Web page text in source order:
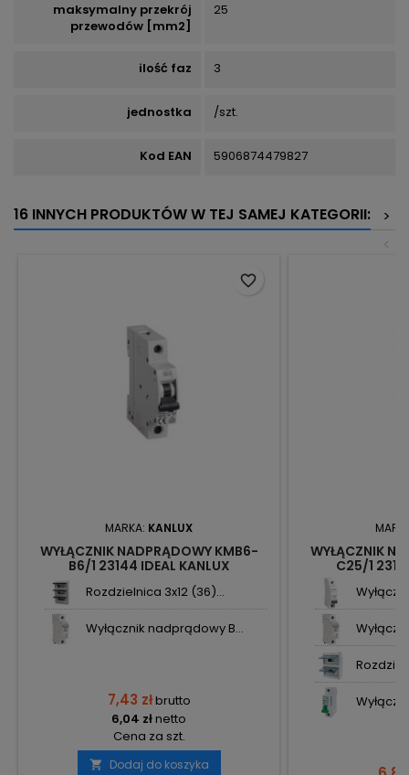
maksymalny przekrój
przewodów [mm2]
25
ilość faz 3
jednostka /szt.
Kod EAN 5906874479827
16 INNYCH PRODUKTÓW W TEJ SAMEJ KATEGORII:
>
<
MARKA: KANLUX
WYŁĄCZNIK NADPRĄDOWY KMB6-
B6/1 23144 IDEAL KANLUX
Rozdzielnica 3x12 (36)...
Wyłącznik nadprądowy B...
7,43 złbrutto
6,04 złnetto
Cena za szt.
 Dodaj do koszyka
favorite_border
WYŁĄCZNIK
C25/1